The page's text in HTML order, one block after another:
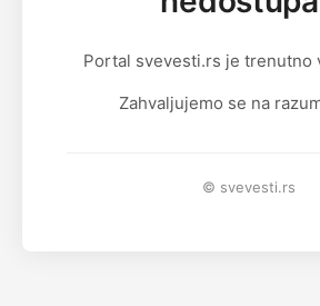
Portal svevesti.rs je trenutno
Zahvaljujemo se na
© svevesti.rs